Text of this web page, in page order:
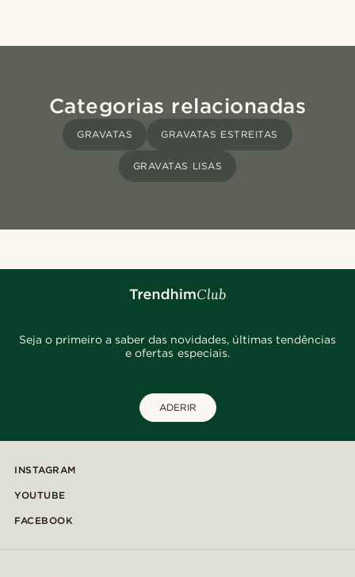
Categorias relacionadas
GRAVATAS GRAVATAS ESTREITAS
GRAVATAS LISAS
Seja o primeiro a saber das novidades, últimas tendências
e ofertas especiais.
ADERIR
INSTAGRAM
YOUTUBE
FACEBOOK